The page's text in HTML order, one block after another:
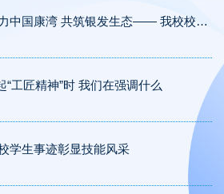
发生态—— 我校校长
国际康养产业博览会
迎世赛 | 当谈起“工匠精神”时 我们在强调什么
学生事迹彰显技能风采